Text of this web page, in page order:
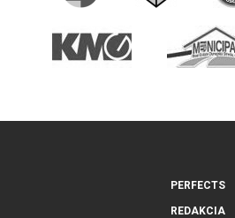
PERFECTS
REDAKCIA